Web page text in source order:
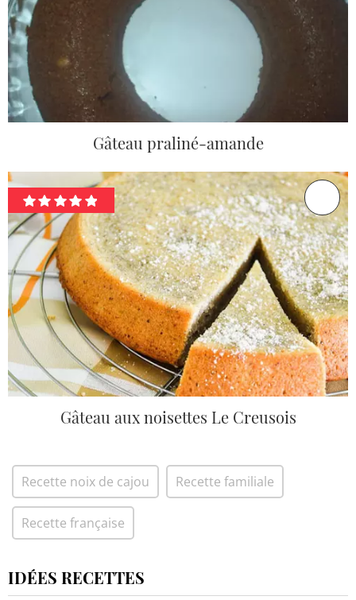
Gâteau praliné-amande
Gâteau aux noisettes Le Creusois
Recette noix de cajou Recette familiale
Recette française
IDÉES RECETTES